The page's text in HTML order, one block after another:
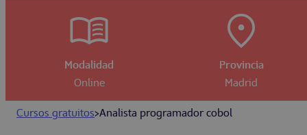
Modalidad
Online
Provincia
Madrid
Cursos gratuitos>Analista programador cobol